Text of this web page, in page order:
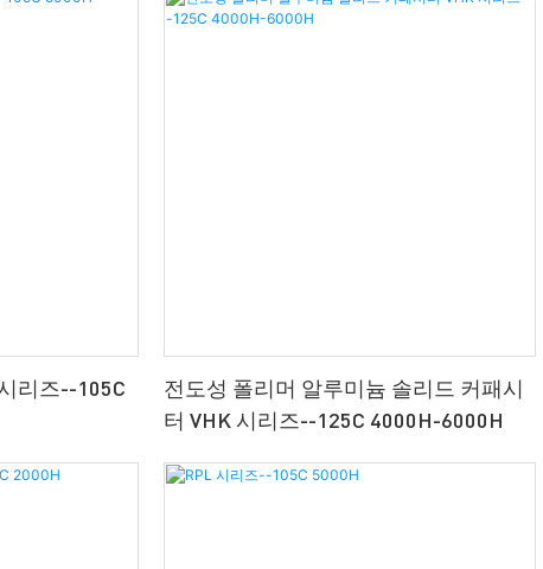
리즈--105C
전도성 폴리머 알루미늄 솔리드 커패시
터 VHK 시리즈--125C 4000H-6000H